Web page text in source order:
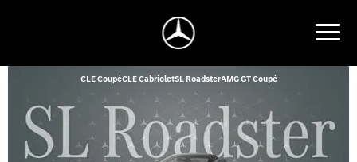
CLE CoupéCLE CabrioletSL RoadsterAMG GT Coupé